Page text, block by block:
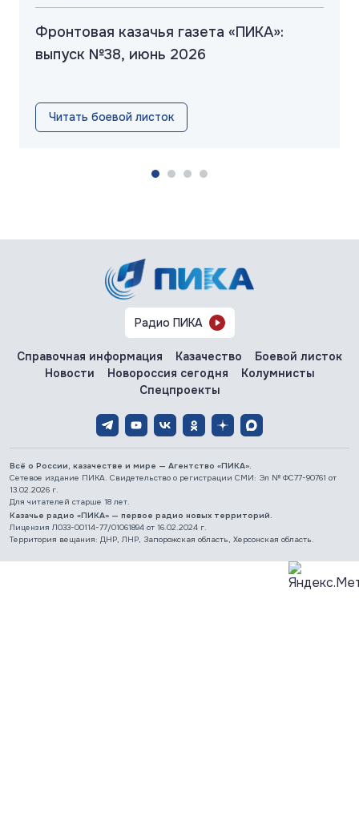
Фронтовая казачья газета «ПИКА»:
выпуск №38, июнь 2026
Читать боевой листок
Радио ПИКА
Справочная информация Казачество
Боевой листок
Новости
Новороссия сегодня
Колумнисты
Спецпроекты
Всё о России, казачестве и мире — Агентство «ПИКА».
Сетевое издание ПИКА. Свидетельство о регистрации СМИ: Эл № ФС77-90761 от
13.02.2026 г.
Для читателей старше 18 лет.
Казачье радио «ПИКА» — первое радио новых территорий.
Лицензия Л033-00114-77/01061894 от 16.02.2024 г.
Территория вещания: ДНР, ЛНР, Запорожская область, Херсонская область.